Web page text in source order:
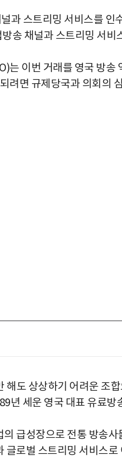
과 스트리밍 서비스를 인
송 채널과 스트리밍 서비
는 이번 거래를 영국 방송
려면 규제당국과 의회의
해도 상상하기 어려운 조
년 세운 영국 대표 유료방
급성장으로 전통 방송
글로벌 스트리밍 서비스